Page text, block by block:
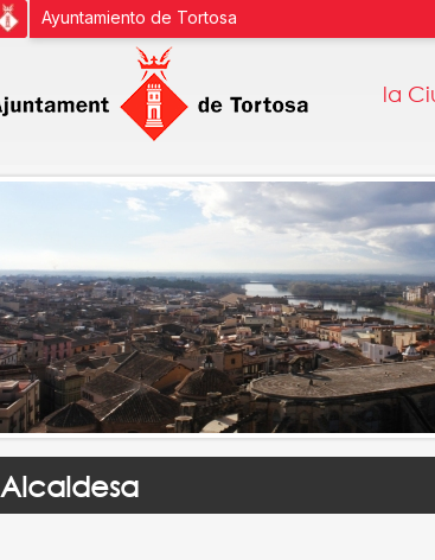
Ayuntamiento de Tortosa
la
Alcaldesa